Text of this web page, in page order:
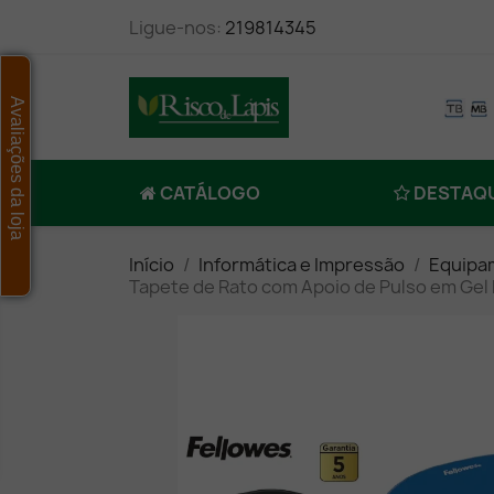
Ligue-nos: 219814345
CATÁLOGO
Início Informática e Impressão
Tapete de Rato com Apoio de Pulso em
Avaliações da loja